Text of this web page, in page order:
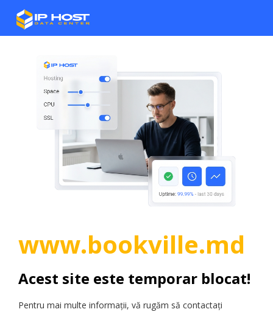
www.bookville.md
Acest site este temporar blocat!
Pentru mai multe informații, vă rugăm să contactați